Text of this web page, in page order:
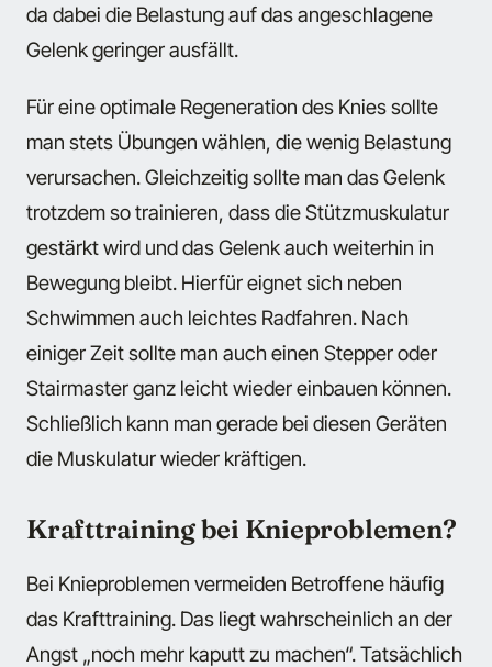
da dabei die Belastung auf das angeschlagene
Gelenk geringer ausfällt.
Für eine optimale Regeneration des Knies sollte
man stets Übungen wählen, die wenig Belastung
verursachen. Gleichzeitig sollte man das Gelenk
trotzdem so trainieren, dass die Stützmuskulatur
gestärkt wird und das Gelenk auch weiterhin in
Bewegung bleibt. Hierfür eignet sich neben
Schwimmen auch leichtes Radfahren. Nach
einiger Zeit sollte man auch einen Stepper oder
Stairmaster ganz leicht wieder einbauen können.
Schließlich kann man gerade bei diesen Geräten
die Muskulatur wieder kräftigen.
Krafttraining bei Knieproblemen?
Bei Knieproblemen vermeiden Betroffene häufig
das Krafttraining. Das liegt wahrscheinlich an der
Angst „noch mehr kaputt zu machen“. Tatsächlich